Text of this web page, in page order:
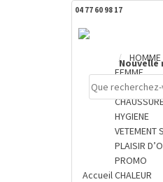
04 77 60 98 17
Nouvelle
Accueil
HOMME
FEMME
HYGIENE
VETEMENT
PLAISIR
PROMO
CHALEUR